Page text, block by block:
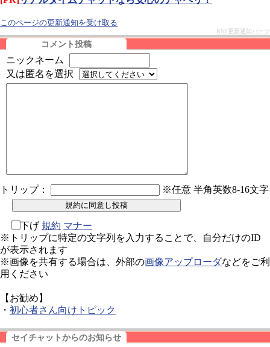
このページの更新通知を受け取る
RSS更新通知パーツ
コメント投稿
ニックネーム
又は匿名を選択
トリップ： ※任意 半角英数8-16文字
下げ 規約 マナー
※トリップに特定の文字列を入力することで、自分だけのID
が表示されます
※画像を共有する場合は、外部の画像アップローダなどをご利
用ください
【お勧め】
・ 初心者さん向けトピック
セイチャットからのお知らせ